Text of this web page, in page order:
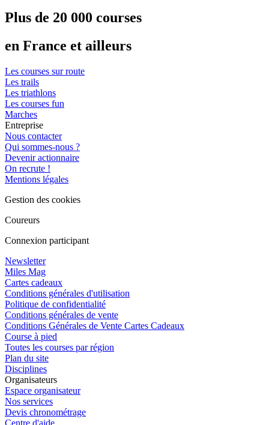
Plus de 20 000 courses
en France et ailleurs
Les courses sur route
Les trails
Les triathlons
Les courses fun
Marches
Entreprise
Nous contacter
Qui sommes-nous ?
Devenir actionnaire
On recrute !
Mentions légales
Gestion des cookies
Coureurs
Connexion participant
Newsletter
Miles Mag
Cartes cadeaux
Conditions générales d'utilisation
Politique de confidentialité
Conditions générales de vente
Conditions Générales de Vente Cartes Cadeaux
Course à pied
Toutes les courses par région
Plan du site
Disciplines
Organisateurs
Espace organisateur
Nos services
Devis chronométrage
Centre d'aide